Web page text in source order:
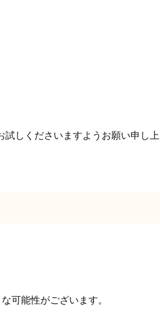
しくださいますようお願い申し
可能性がございます。